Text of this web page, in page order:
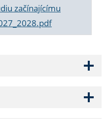
začínajícímu